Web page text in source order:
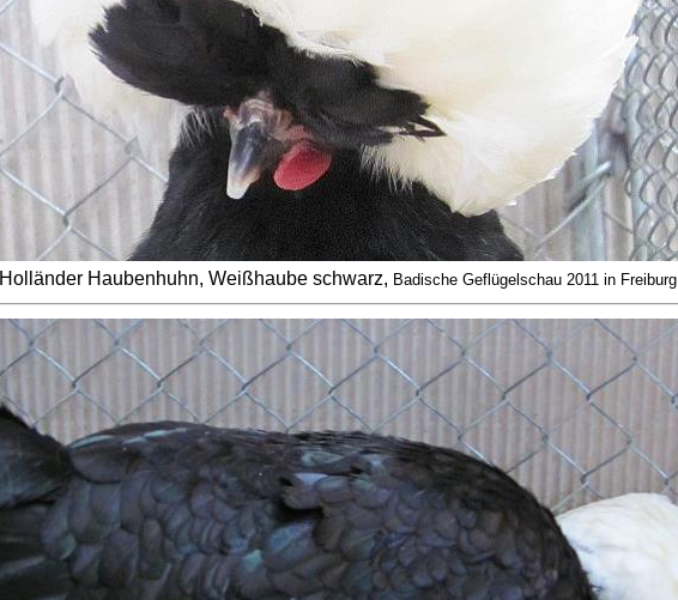
Holländer Haubenhuhn, Weißhaube schwarz, Badische Geflügelschau 2011 in Freiburg